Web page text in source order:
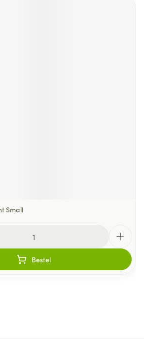
Small
Bestel